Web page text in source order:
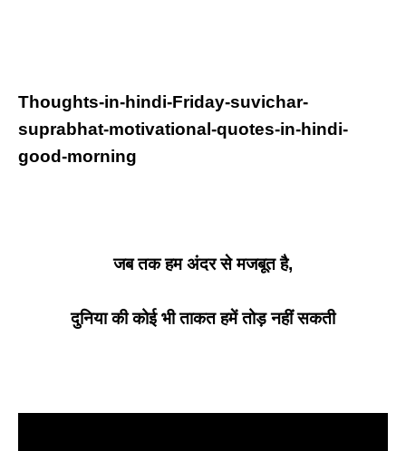
Thoughts-in-hindi-Friday-suvichar-
suprabhat-motivational-quotes-in-hindi-
good-morning
जब तक हम अंदर से मजबूत है,
दुनिया की कोई भी ताकत हमें तोड़ नहीं सकती